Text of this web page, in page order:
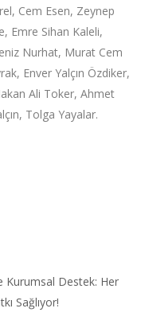
Cem Esen, Zeynep
Emre Sihan Kaleli,
Nurhat, Murat Cem
Enver Yalçın Özdiker,
Ali Toker, Ahmet
Tolga Yayalar.
Kurumsal Destek: Her
Sağlıyor!